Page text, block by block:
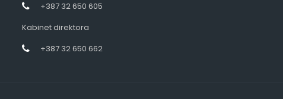
+387 32 650 605
Kabinet direktora
+387 32 650 662